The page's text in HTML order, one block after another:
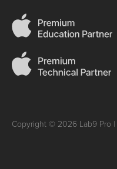
Copyright © 2026 Lab9 Pro |